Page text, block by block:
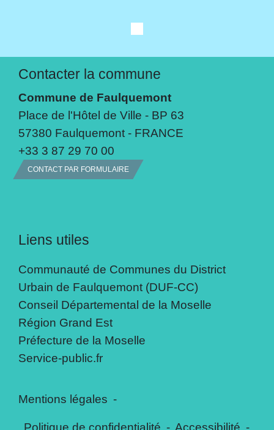
Contacter la commune
Commune de Faulquemont
Place de l'Hôtel de Ville - BP 63
57380 Faulquemont - FRANCE
+33 3 87 29 70 00
CONTACT PAR FORMULAIRE
Liens utiles
Communauté de Communes du District
Urbain de Faulquemont (DUF-CC)
Conseil Départemental de la Moselle
Région Grand Est
Préfecture de la Moselle
Service-public.fr
Mentions légales -
Politique de confidentialité - Accessibilité -